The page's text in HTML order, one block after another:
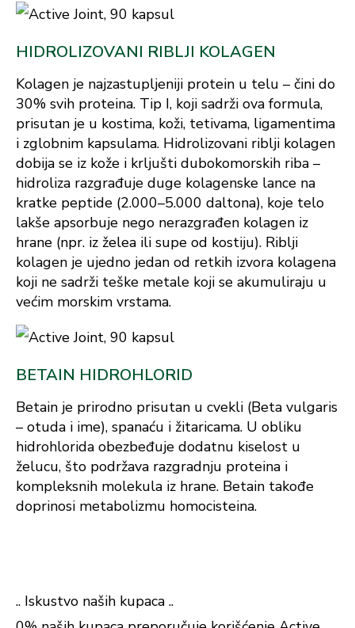
HIDROLIZOVANI RIBLJI KOLAGEN
Kolagen je najzastupljeniji protein u telu – čini do
30% svih proteina. Tip I, koji sadrži ova formula,
prisutan je u kostima, koži, tetivama, ligamentima
i zglobnim kapsulama. Hidrolizovani riblji kolagen
dobija se iz kože i krljušti dubokomorskih riba –
hidroliza razgrađuje duge kolagenske lance na
kratke peptide (2.000–5.000 daltona), koje telo
lakše apsorbuje nego nerazgrađen kolagen iz
hrane (npr. iz želea ili supe od kostiju). Riblji
kolagen je ujedno jedan od retkih izvora kolagena
koji ne sadrži teške metale koji se akumuliraju u
većim morskim vrstama.
BETAIN HIDROHLORID
Betain je prirodno prisutan u cvekli (Beta vulgaris
– otuda i ime), spanaću i žitaricama. U obliku
hidrohlorida obezbeđuje dodatnu kiselost u
želucu, što podržava razgradnju proteina i
kompleksnih molekula iz hrane. Betain takođe
doprinosi metabolizmu homocisteina.
.. Iskustvo naših kupaca ..